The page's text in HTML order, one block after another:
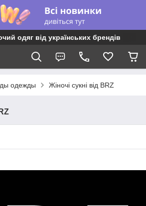
одяг від українських брендів
одежды Жіночі сукні від BRZ